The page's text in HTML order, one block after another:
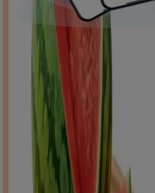
Barcelona Valencia
Málaga
Palma de Mallorca
Las Palmas de Gran Canaria
Vigo
Granada
Ver más ciudades
Descargar la APP
Tiendeo international